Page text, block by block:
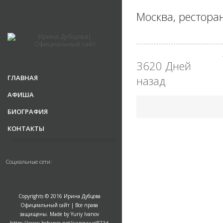
ГЛАВНАЯ
АФИША
БИОГРАФИЯ
КОНТАКТЫ
Социальные сети:
Copyrights © 2016 Ирина Дубцова
Официальный сайт | Все права
защищены. Made by Yuriy Ivanov
Москва,
3620 Дней
назад